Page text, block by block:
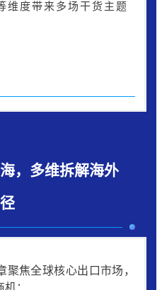
维度带来多场干货主题
，多维拆解海外
聚焦全球核心出口市场，